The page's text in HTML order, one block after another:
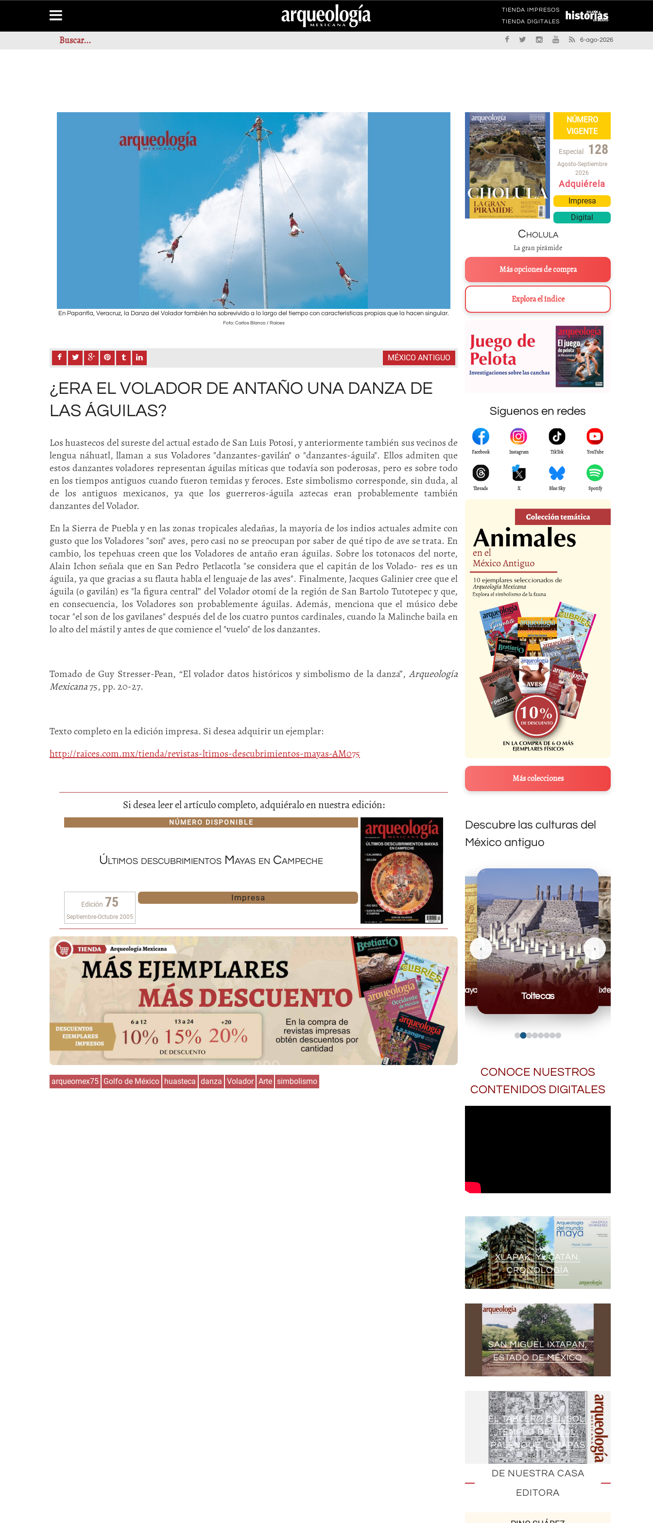
TIENDA IMPRESOS
TIENDA DIGITALES
6-ago-2026
En Papantla, Veracruz, la Danza del Volador también ha sobrevivido a lo largo del tiempo con características propias que la hacen singular.
Foto: Carlos Blanco / Raíces
En Papantla, Veracruz, la Danza del Volador también ha sobrevivido
MÉXICO ANTIGUO
¿ERA EL VOLADOR DE ANTAÑO UNA DANZA DE
LAS ÁGUILAS?
Los huastecos del sureste del actual estado de San Luis Potosí, y anteriormente también sus vecinos de
lengua náhuatl, llaman a sus Voladores "danzantes-gavilán" o "danzantes-águila". Ellos admiten que
estos danzantes voladores representan águilas míticas que todavía son poderosas, pero es sobre todo
en los tiempos antiguos cuando fueron temidas y feroces. Este simbolismo corresponde, sin duda, al
de los antiguos mexicanos, ya que los guerreros-águila aztecas eran probablemente también
danzantes del Volador.
En la Sierra de Puebla y en las zonas tropicales aledañas, la mayoría de los indios actuales admite con
gusto que los Voladores "son” aves, pero casi no se preocupan por saber de qué tipo de ave se trata. En
cambio, los tepehuas creen que los Voladores de antaño eran águilas. Sobre los totonacos del norte,
Alain Ichon señala que en San Pedro Petlacotla "se considera que el capitán de los Volado- res es un
águila, ya que gracias a su flauta habla el lenguaje de las aves". Finalmente, Jacques Galinier cree que el
águila (o gavilán) es "la figura central” del Volador otomí de la región de San Bartolo Tutotepec y que,
en consecuencia, los Voladores son probablemente águilas. Además, menciona que el músico debe
tocar "el son de los gavilanes" después del de los cuatro puntos cardinales, cuando la Malinche baila en
lo alto del mástil y antes de que comience el "vuelo" de los danzantes.
Tomado de Guy Stresser-Pean, “El volador datos históricos y simbolismo de la danza”, Arqueología
Mexicana75, pp. 20-27.
Texto completo en la edición impresa. Si desea adquirir un ejemplar:
http://raices.com.mx/tienda/revistas-ltimos-descubrimientos-mayas-AM075
Si desea leer el artículo completo, adquiéralo en nuestra edición:
NÚMERO DISPONIBLE
Últimos descubrimientos Mayas en Campeche
Edición 75
Septiembre-Octubre 2005
Impresa
arqueomex75 Golfo de México huasteca danza Volador Arte simbolismo
NÚMERO
VIGENTE
Especial 128
Agosto-Septiembre
2026
Adquiérela
Impresa
Digital
Cholula
La gran pirámide
Más opciones de compra
Explora el índice
Síguenos en redes
Facebook Instagram TikTok YouTube
Threads X Blue Sky Spotify
Más colecciones
Descubre las culturas del
México antiguo
Mayas
Toltecas
Mixteca
Olmecas
‹ ›
CONOCE NUESTROS
CONTENIDOS DIGITALES
XLAPAK, YUCATÁN.
CRONOLOGÍA
SAN MIGUEL IXTAPAN,
ESTADO DE MÉXICO
EL TABLERO DEL SOL,
TEMPLO DEL SOL,
PALENQUE, CHIAPAS
DE NUESTRA CASA
EDITORA